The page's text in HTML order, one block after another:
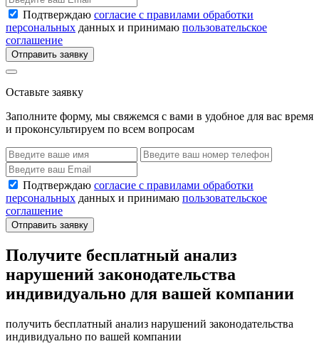
Подтверждаю согласие с правилами обработки
персональных данных и принимаю пользовательское
соглашение
Отправить заявку
Оставьте заявку
Заполните форму, мы свяжемся с вами в удобное для вас время
и проконсультируем по всем вопросам
Подтверждаю согласие с правилами обработки
персональных данных и принимаю пользовательское
соглашение
Отправить заявку
Получите бесплатный анализ
нарушений законодательства
индивидуально для вашей компании
получить бесплатный анализ нарушений законодательства
индивидуально по вашей компании